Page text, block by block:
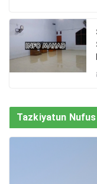
Tazkiyatun Nufus